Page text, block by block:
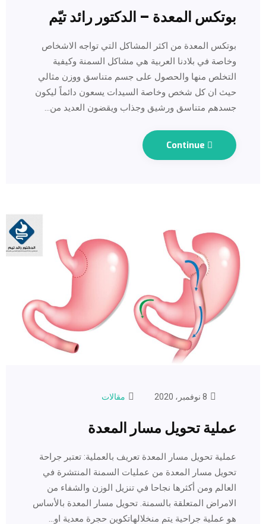
بوتكس المعدة – الدكتور رائد تيّم
بوتكس المعدة من اكثر المشاكل التي تواجه الاشخاص
وخاصة في بلادنا العربية هي مشاكل السمنة وكيفية
التخلص منها والحصول على جسم متناسق ووزن مثالي
حيث ان كل شخص وخاصة السيدات يسعون دائماً ليكون
جسدهم متناسق ورشيق وجذاب ويقضون العديد من…
Continue
مقالات
عملية تحويل مسار المعدة
عملية تحويل مسار المعدة تعريف بالعملية: تعتبر جراحة
تحويل مسار المعدة من عمليات السمنة المنتشرة في
العالم ومن أكثرها نجاحا في تنزيل الوزن والشفاء من
الامراض المتعلقة بالسمنة. تحويل مسار المعدة بالأساس
هو عملية جراحية يتم منخلالهاتكوين حجرة معدية او…